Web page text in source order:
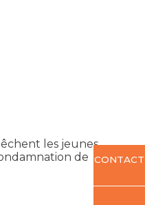
les jeunes
de CONTACT